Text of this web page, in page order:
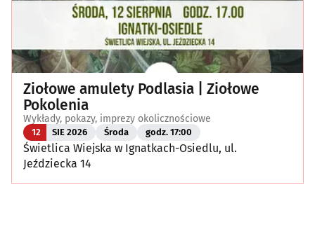
Ziołowe amulety Podlasia | Ziołowe
Pokolenia
Wykłady, pokazy, imprezy okolicznościowe
12 SIE 2026 Środa godz. 17:00
Świetlica Wiejska w Ignatkach-Osiedlu, ul.
Jeździecka 14